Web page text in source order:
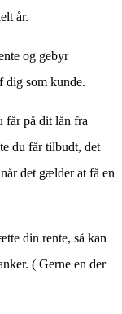
år.
og gebyr
dig som kunde.
får på dit lån fra
du får tilbudt, det
det gælder at få en
din rente, så kan
( Gerne en der